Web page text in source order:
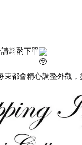
斟酌下單
束都會精心調整外觀